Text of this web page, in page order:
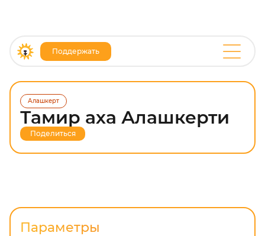
Поддержать
Алашкерт
Тамир аха Алашкерти
Поделиться
Параметры